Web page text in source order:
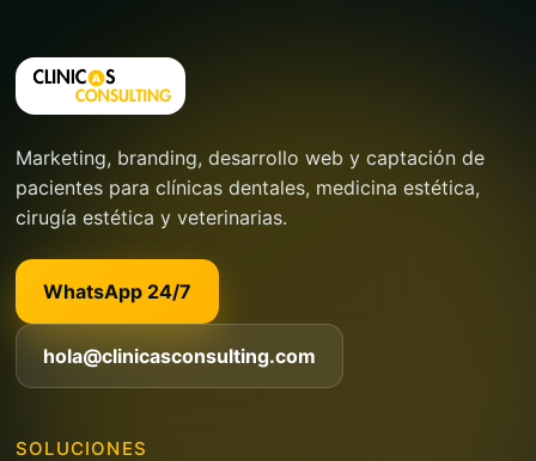
Marketing, branding, desarrollo web y captación de
pacientes para clínicas dentales, medicina estética,
cirugía estética y veterinarias.
WhatsApp 24/7
hola@clinicasconsulting.com
SOLUCIONES